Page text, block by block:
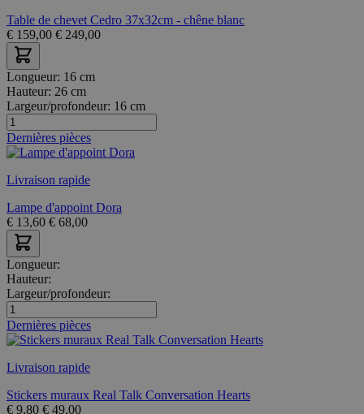
Table de chevet Cedro 37x32cm - chêne blanc
€ 159,00 € 249,00
Longueur: 16 cm
Hauteur: 26 cm
Largeur/profondeur: 16 cm
Dernières pièces
Livraison rapide
Lampe d'appoint Dora
€ 13,60 € 68,00
Longueur:
Hauteur:
Largeur/profondeur:
Dernières pièces
Livraison rapide
Stickers muraux Real Talk Conversation Hearts
€ 9,80 € 49,00